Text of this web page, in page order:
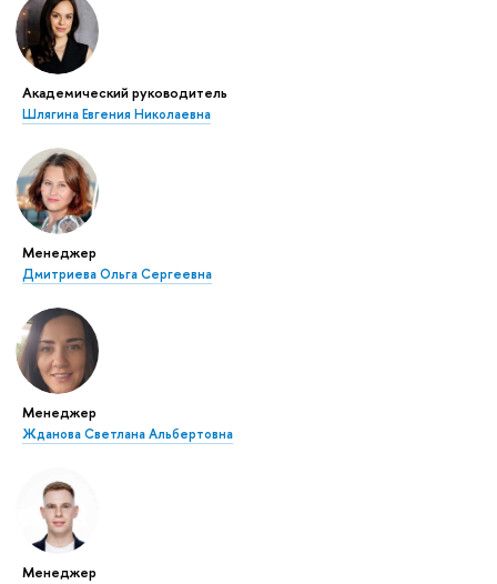
Академический руководитель
Шлягина Евгения Николаевна
Менеджер
Дмитриева Ольга Сергеевна
Менеджер
Жданова Светлана Альбертовна
Менеджер